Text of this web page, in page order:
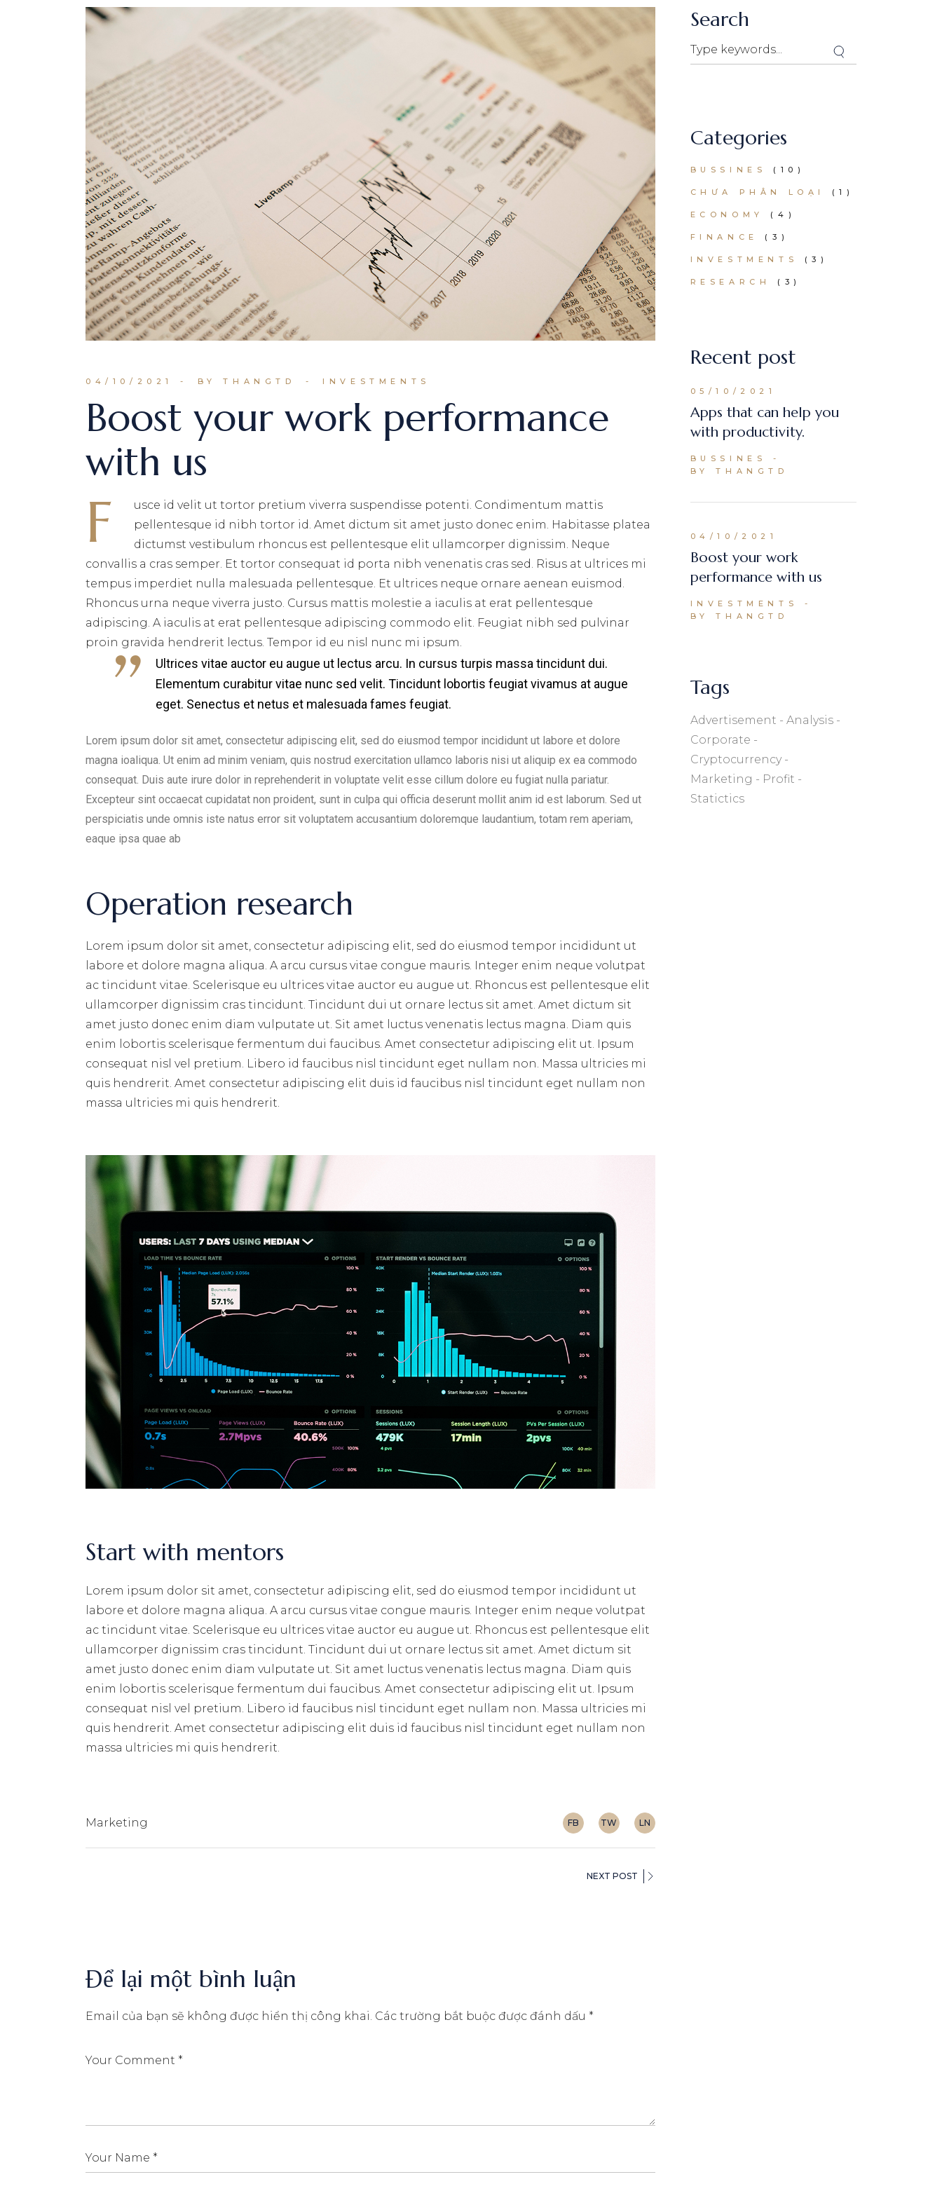
04/10/2021 BY THANGTD INVESTMENTS
Boost your work performance
with us
F
usce id velit ut tortor pretium viverra suspendisse potenti. Condimentum mattis
pellentesque id nibh tortor id. Amet dictum sit amet justo donec enim. Habitasse platea
dictumst vestibulum rhoncus est pellentesque elit ullamcorper dignissim. Neque
convallis a cras semper. Et tortor consequat id porta nibh venenatis cras sed. Risus at ultrices mi
tempus imperdiet nulla malesuada pellentesque. Et ultrices neque ornare aenean euismod.
Rhoncus urna neque viverra justo. Cursus mattis molestie a iaculis at erat pellentesque
adipiscing. A iaculis at erat pellentesque adipiscing commodo elit. Feugiat nibh sed pulvinar
proin gravida hendrerit lectus. Tempor id eu nisl nunc mi ipsum.
Ultrices vitae auctor eu augue ut lectus arcu. In cursus turpis massa tincidunt dui.
Elementum curabitur vitae nunc sed velit. Tincidunt lobortis feugiat vivamus at augue
eget. Senectus et netus et malesuada fames feugiat.
Lorem ipsum dolor sit amet, consectetur adipiscing elit, sed do eiusmod tempor incididunt ut labore et dolore
magna ioaliqua. Ut enim ad minim veniam, quis nostrud exercitation ullamco laboris nisi ut aliquip ex ea commodo
consequat. Duis aute irure dolor in reprehenderit in voluptate velit esse cillum dolore eu fugiat nulla pariatur.
Excepteur sint occaecat cupidatat non proident, sunt in culpa qui officia deserunt mollit anim id est laborum. Sed ut
perspiciatis unde omnis iste natus error sit voluptatem accusantium doloremque laudantium, totam rem aperiam,
eaque ipsa quae ab
Operation research
Lorem ipsum dolor sit amet, consectetur adipiscing elit, sed do eiusmod tempor incididunt ut
labore et dolore magna aliqua. A arcu cursus vitae congue mauris. Integer enim neque volutpat
ac tincidunt vitae. Scelerisque eu ultrices vitae auctor eu augue ut. Rhoncus est pellentesque elit
ullamcorper dignissim cras tincidunt. Tincidunt dui ut ornare lectus sit amet. Amet dictum sit
amet justo donec enim diam vulputate ut. Sit amet luctus venenatis lectus magna. Diam quis
enim lobortis scelerisque fermentum dui faucibus. Amet consectetur adipiscing elit ut. Ipsum
consequat nisl vel pretium. Libero id faucibus nisl tincidunt eget nullam non. Massa ultricies mi
quis hendrerit. Amet consectetur adipiscing elit duis id faucibus nisl tincidunt eget nullam non
massa ultricies mi quis hendrerit.
Start with mentors
Lorem ipsum dolor sit amet, consectetur adipiscing elit, sed do eiusmod tempor incididunt ut
labore et dolore magna aliqua. A arcu cursus vitae congue mauris. Integer enim neque volutpat
ac tincidunt vitae. Scelerisque eu ultrices vitae auctor eu augue ut. Rhoncus est pellentesque elit
ullamcorper dignissim cras tincidunt. Tincidunt dui ut ornare lectus sit amet. Amet dictum sit
amet justo donec enim diam vulputate ut. Sit amet luctus venenatis lectus magna. Diam quis
enim lobortis scelerisque fermentum dui faucibus. Amet consectetur adipiscing elit ut. Ipsum
consequat nisl vel pretium. Libero id faucibus nisl tincidunt eget nullam non. Massa ultricies mi
quis hendrerit. Amet consectetur adipiscing elit duis id faucibus nisl tincidunt eget nullam non
massa ultricies mi quis hendrerit.
Marketing FB TW LN
NEXT POST
Để lại một bình luận
Email của bạn sẽ không được hiển thị công khai. Các trường bắt buộc được đánh dấu *
Search
Categories
BUSSINES (10)
CHƯA PHÂN LOẠI (1)
ECONOMY (4)
FINANCE (3)
INVESTMENTS (3)
RESEARCH (3)
Recent post
05/10/2021
Apps that can help you
with productivity.
BUSSINES
BY THANGTD
04/10/2021
Boost your work
performance with us
INVESTMENTS
BY THANGTD
Tags
Advertisement
Analysis
Corporate
Cryptocurrency
Marketing
Profit
Statictics